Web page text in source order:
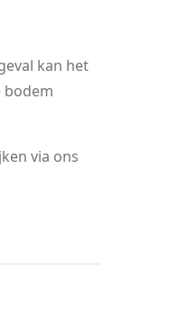
kan het
bodem
via ons